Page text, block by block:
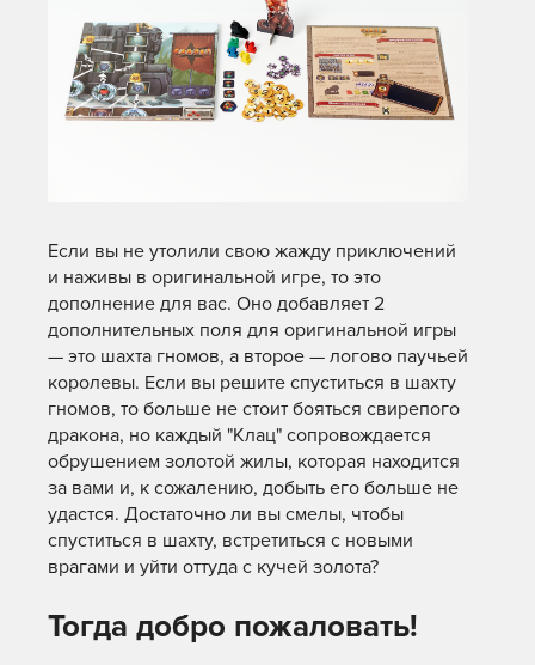
Если вы не утолили свою жажду приключений
и наживы в оригинальной игре, то это
дополнение для вас. Оно добавляет 2
дополнительных поля для оригинальной игры
— это шахта гномов, а второе — логово паучьей
королевы. Если вы решите спуститься в шахту
гномов, то больше не стоит бояться свирепого
дракона, но каждый "Клац" сопровождается
обрушением золотой жилы, которая находится
за вами и, к сожалению, добыть его больше не
удастся. Достаточно ли вы смелы, чтобы
спуститься в шахту, встретиться с новыми
врагами и уйти оттуда с кучей золота?
Тогда добро пожаловать!